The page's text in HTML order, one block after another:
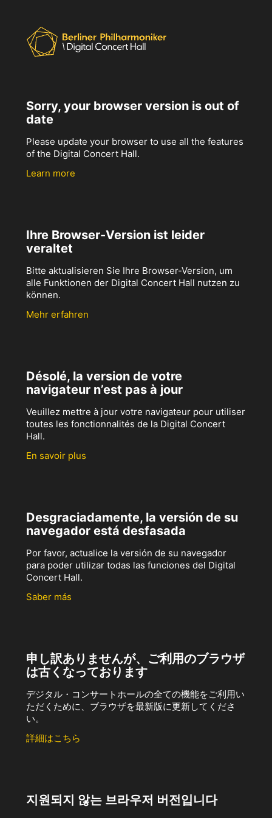
Sorry, your browser version is out of
date
Please update your browser to use all the features
of the Digital Concert Hall.
Learn more
Ihre Browser-Version ist leider
veraltet
Bitte aktualisieren Sie Ihre Browser-Version, um
alle Funktionen der Digital Concert Hall nutzen zu
können.
Mehr erfahren
Désolé, la version de votre
navigateur n’est pas à jour
Veuillez mettre à jour votre navigateur pour utiliser
toutes les fonctionnalités de la Digital Concert
Hall.
En savoir plus
Desgraciadamente, la versión de su
navegador está desfasada
Por favor, actualice la versión de su navegador
para poder utilizar todas las funciones del Digital
Concert Hall.
Saber más
申し訳ありませんが、ご利用のブラウザ
は古くなっております
デジタル・コンサートホールの全ての機能をご利用い
ただくために、ブラウザを最新版に更新してくださ
い。
詳細はこちら
지원되지 않는 브라우저 버전입니다